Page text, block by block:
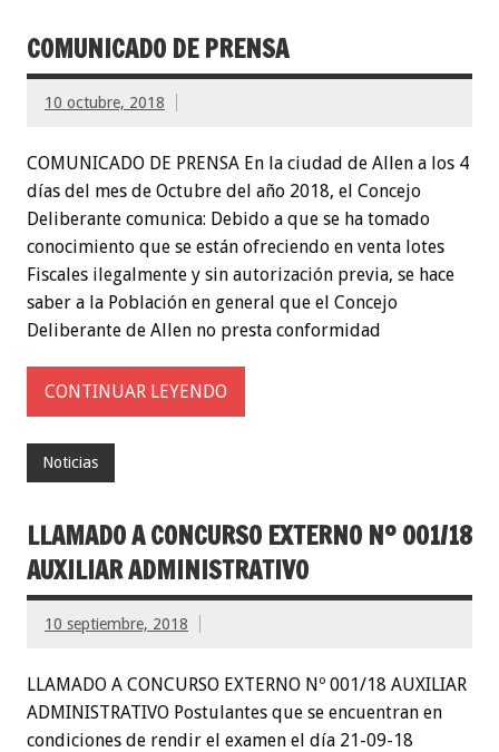
COMUNICADO DE PRENSA
10 octubre, 2018
COMUNICADO DE PRENSA En la ciudad de Allen a los 4
días del mes de Octubre del año 2018, el Concejo
Deliberante comunica: Debido a que se ha tomado
conocimiento que se están ofreciendo en venta lotes
Fiscales ilegalmente y sin autorización previa, se hace
saber a la Población en general que el Concejo
Deliberante de Allen no presta conformidad
CONTINUAR LEYENDO
Noticias
LLAMADO A CONCURSO EXTERNO Nº 001/18
AUXILIAR ADMINISTRATIVO
10 septiembre, 2018
LLAMADO A CONCURSO EXTERNO Nº 001/18 AUXILIAR
ADMINISTRATIVO Postulantes que se encuentran en
condiciones de rendir el examen el día 21-09-18